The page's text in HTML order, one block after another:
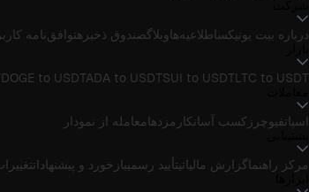
درباره بیت یونیکساطلاعیه‌هاوبلاگصندوق ذخیرهتوافق‌نامه کاربر
DOGE to USDTADA to USDTSUI to USDTLTC to USDT
اسپاتفیوچرز کسب آسانکارمزدهامعامله از نمودار
مرکز راهنماگزارش مالیاتیتأیید رسمیبازخورد و پیشنهادات